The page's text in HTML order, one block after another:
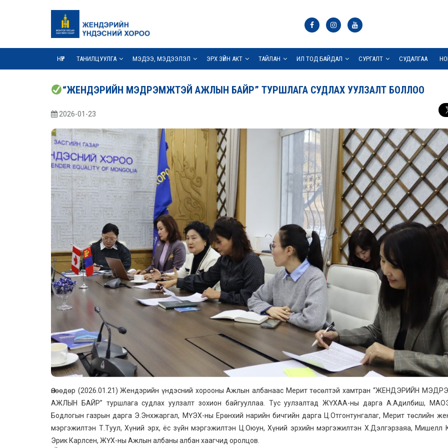
НҮҮР ТАНИЛЦУУЛГА МЭДЭЭ, МЭДЭЭЛЭЛ ЭРХ ЗҮЙН АКТ ТАЙЛАН ИЛ ТОД БАЙДАЛ СУРГАЛТ СУДАЛГАА
“ЖЕНДЭРИЙН МЭДРЭМЖТЭЙ АЖЛЫН БАЙР” ТУРШЛАГА СУДЛАХ УУЛЗАЛТ БОЛЛОО
2026-01-23
Өнөөдөр (2026.01.21) Жендэрийн үндэсний хорооны Ажлын албанаас Мерит төсөлтэй хамтран “ЖЕНДЭРИЙН
АЖЛЫН БАЙР” туршлага судлах уулзалт зохион байгууллаа. Тус уулзалтад ЖҮХАА-ны дарга А.Адилбиш,
Бодлогын газрын дарга Э.Энхжаргал, МҮЭХ-ны Ерөнхий нарийн бичгийн дарга Ц.Отгонтунгалаг, Мерит төслийн
мэргэжилтэн Т.Туул, Хүний эрх, ёс зүйн мэргэжилтэн Ц.Оюун, Хүний эрхийн мэргэжилтэн Х.Дэлгэрзаяа, Мишелл
Эрик Карлсен, ЖҮХ-ны Ажлын албаны албан хаагчид оролцов.